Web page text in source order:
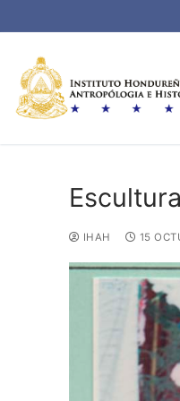
al
contenido
IHAH 15